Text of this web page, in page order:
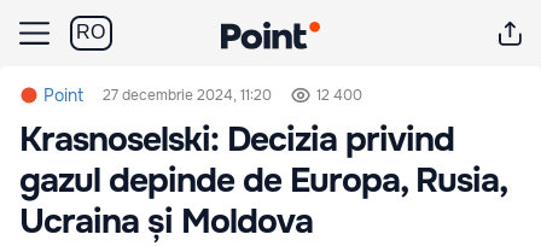
RO
Point 27 decembrie 2024, 11:20 12 400
Krasnoselski: Decizia privind
gazul depinde de Europa, Rusia,
Ucraina și Moldova